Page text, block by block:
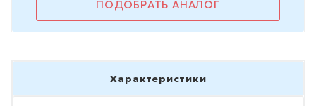
ПОДОБРАТЬ АНАЛОГ
Характеристики